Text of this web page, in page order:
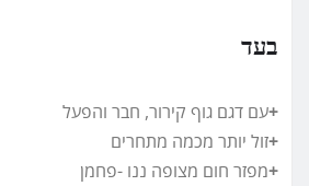
בעד
+עם דגם גוף קירור, חבר והפעל
+זול יותר מכמה מתחרים
+מפזר חום מצופה ננו -פחמן